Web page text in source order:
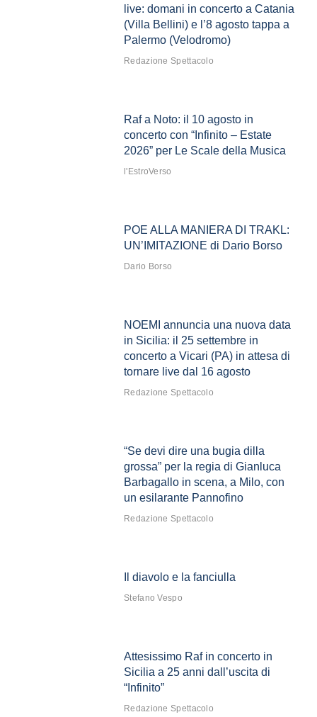
live: domani in concerto a Catania
(Villa Bellini) e l’8 agosto tappa a
Palermo (Velodromo)
Redazione Spettacolo
Raf a Noto: il 10 agosto in
concerto con “Infinito – Estate
2026” per Le Scale della Musica
l'EstroVerso
POE ALLA MANIERA DI TRAKL:
UN’IMITAZIONE di Dario Borso
Dario Borso
NOEMI annuncia una nuova data
in Sicilia: il 25 settembre in
concerto a Vicari (PA) in attesa di
tornare live dal 16 agosto
Redazione Spettacolo
“Se devi dire una bugia dilla
grossa” per la regia di Gianluca
Barbagallo in scena, a Milo, con
un esilarante Pannofino
Redazione Spettacolo
Il diavolo e la fanciulla
Stefano Vespo
Attesissimo Raf in concerto in
Sicilia a 25 anni dall’uscita di
“Infinito”
Redazione Spettacolo